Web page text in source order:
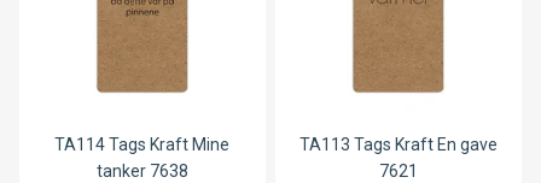
TA114 Tags Kraft Mine
tanker 7638
TA113 Tags Kraft En gave
7621